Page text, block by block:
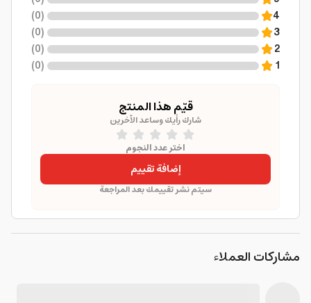
4
(
0
)
3
(
0
)
2
(
0
)
1
(
0
)
قيّم هذا المنتج
شارك رأيك وساعد الآخرين
اختر عدد النجوم
إضافة تقييم
سيتم نشر تقييمك بعد المراجعة
مشاركات العملاء